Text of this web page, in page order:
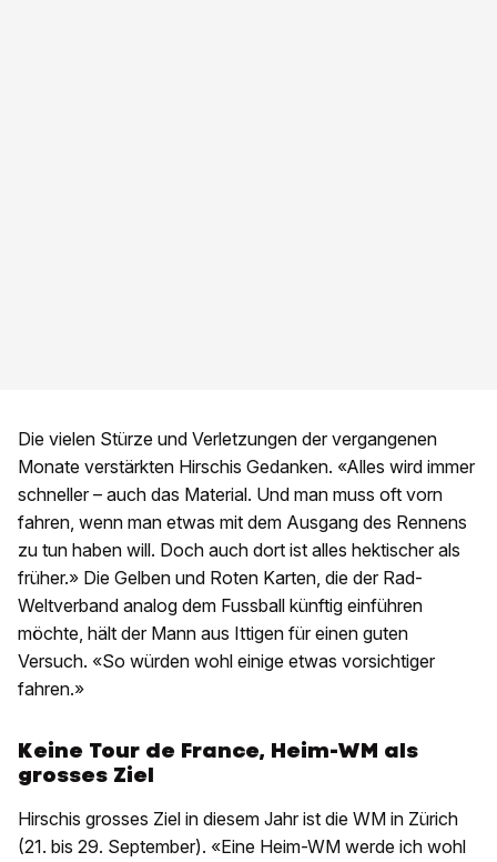
Die vielen Stürze und Verletzungen der vergangenen
Monate verstärkten Hirschis Gedanken. «Alles wird immer
schneller – auch das Material. Und man muss oft vorn
fahren, wenn man etwas mit dem Ausgang des Rennens
zu tun haben will. Doch auch dort ist alles hektischer als
früher.» Die Gelben und Roten Karten, die der Rad-
Weltverband analog dem Fussball künftig einführen
möchte, hält der Mann aus Ittigen für einen guten
Versuch. «So würden wohl einige etwas vorsichtiger
fahren.»
Keine Tour de France, Heim-WM als
grosses Ziel
Hirschis grosses Ziel in diesem Jahr ist die WM in Zürich
(21. bis 29. September). «Eine Heim-WM werde ich wohl